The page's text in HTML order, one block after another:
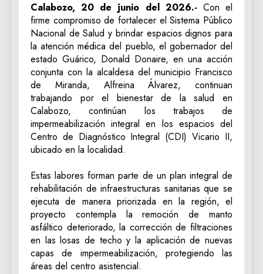
Calabozo, 20 de junio del 2026.- Con el
firme compromiso de fortalecer el Sistema Público
Nacional de Salud y brindar espacios dignos para
la atención médica del pueblo, el gobernador del
estado Guárico, Donald Donaire, en una acción
conjunta con la alcaldesa del municipio Francisco
de Miranda, Alfreina Álvarez, continuan
trabajando por el bienestar de la salud en
Calabozo, continúan los trabajos de
impermeabilización integral en los espacios del
Centro de Diagnóstico Integral (CDI) Vicario II,
ubicado en la localidad.
‎Estas labores forman parte de un plan integral de
rehabilitación de infraestructuras sanitarias que se
ejecuta de manera priorizada en la región, el
proyecto contempla la remoción de manto
asfáltico deteriorado, la corrección de filtraciones
en las losas de techo y la aplicación de nuevas
capas de impermeabilización, protegiendo las
áreas del centro asistencial.